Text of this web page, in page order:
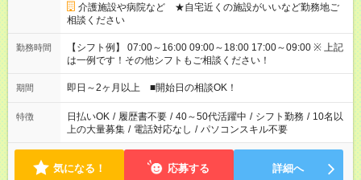
介護施設や病院など ★自宅近くの施設がいいなど勤務地ご
相談ください
勤務時間
【シフト例】 07:00～16:00 09:00～18:00 17:00～09:00 ※ 上記
は一例です！その他シフトもご相談ください！
期間 即日～2ヶ月以上 ■開始日の相談OK！
特徴 日払いOK / 履歴書不要 / 40～50代活躍中 / シフト勤務 / 10名以
上の大量募集 / 電話対応なし / パソコンスキル不要
気になる！ 応募する 詳細へ